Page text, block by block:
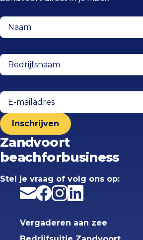
Naam
(Vereist)
Bedrijfsnaam
(Vereist)
E-
mailadres
(Vereist)
Zandvoort
beachforbusiness
Stel je vraag of volg ons op:
E-mailFacebook
Instagram
LinkedIn
Vergaderen aan zee